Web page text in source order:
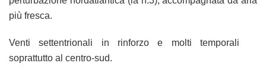
più fresca.
Venti settentrionali in rinforzo e molti temporali
soprattutto al centro-sud.